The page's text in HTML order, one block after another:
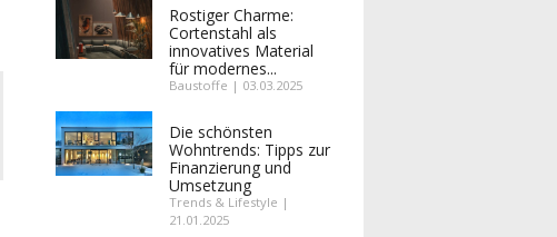
Rostiger Charme:
Cortenstahl als
innovatives Material
für modernes...
Baustoffe | 03.03.2025
Die schönsten
Wohntrends: Tipps zur
Finanzierung und
Umsetzung
Trends & Lifestyle |
21.01.2025